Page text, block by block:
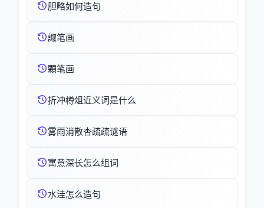
胆略如何造句
諏笔画
顆笔画
折冲樽俎近义词是什么
雾雨消散杏疏疏谜语
寓意深长怎么组词
水洼怎么造句